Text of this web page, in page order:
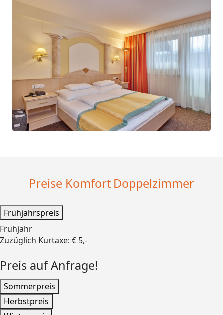
Preise Komfort Doppelzimmer
Frühjahrspreis
Frühjahr
Zuzüglich Kurtaxe: € 5,-
Preis auf Anfrage!
Sommerpreis
Herbstpreis